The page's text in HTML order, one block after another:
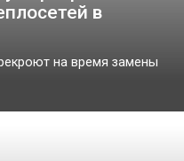
в
на время замены